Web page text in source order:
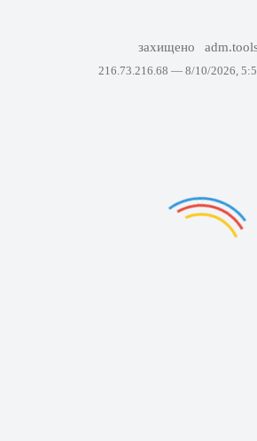
захищено
216.73.216.68 — 8/10/2026,